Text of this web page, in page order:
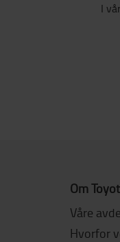
I
Om
Våre
Hvorfor